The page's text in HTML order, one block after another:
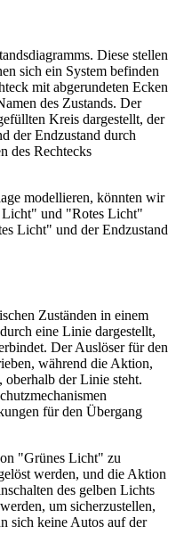
Diese stellen
sich ein System befinden
mit abgerundeten Ecken
des Zustands. Der
Kreis dargestellt, der
der Endzustand durch
des Rechtecks
modellieren, könnten wir
und "Rotes Licht"
Licht" und der Endzustand
Zuständen in einem
eine Linie dargestellt,
Der Auslöser für den
während die Aktion,
oberhalb der Linie steht.
für den Übergang
"Grünes Licht" zu
werden, und die Aktion
des gelben Lichts
um sicherzustellen,
sich keine Autos auf der